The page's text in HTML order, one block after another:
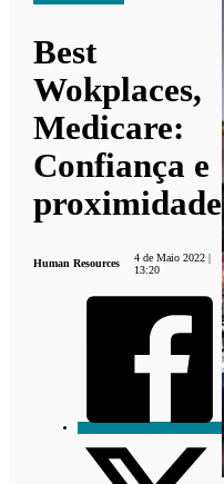
Best
Wokplaces,
Medicare:
Confiança e
proximidade
Human Resources
4 de Maio 2022 |
13:20